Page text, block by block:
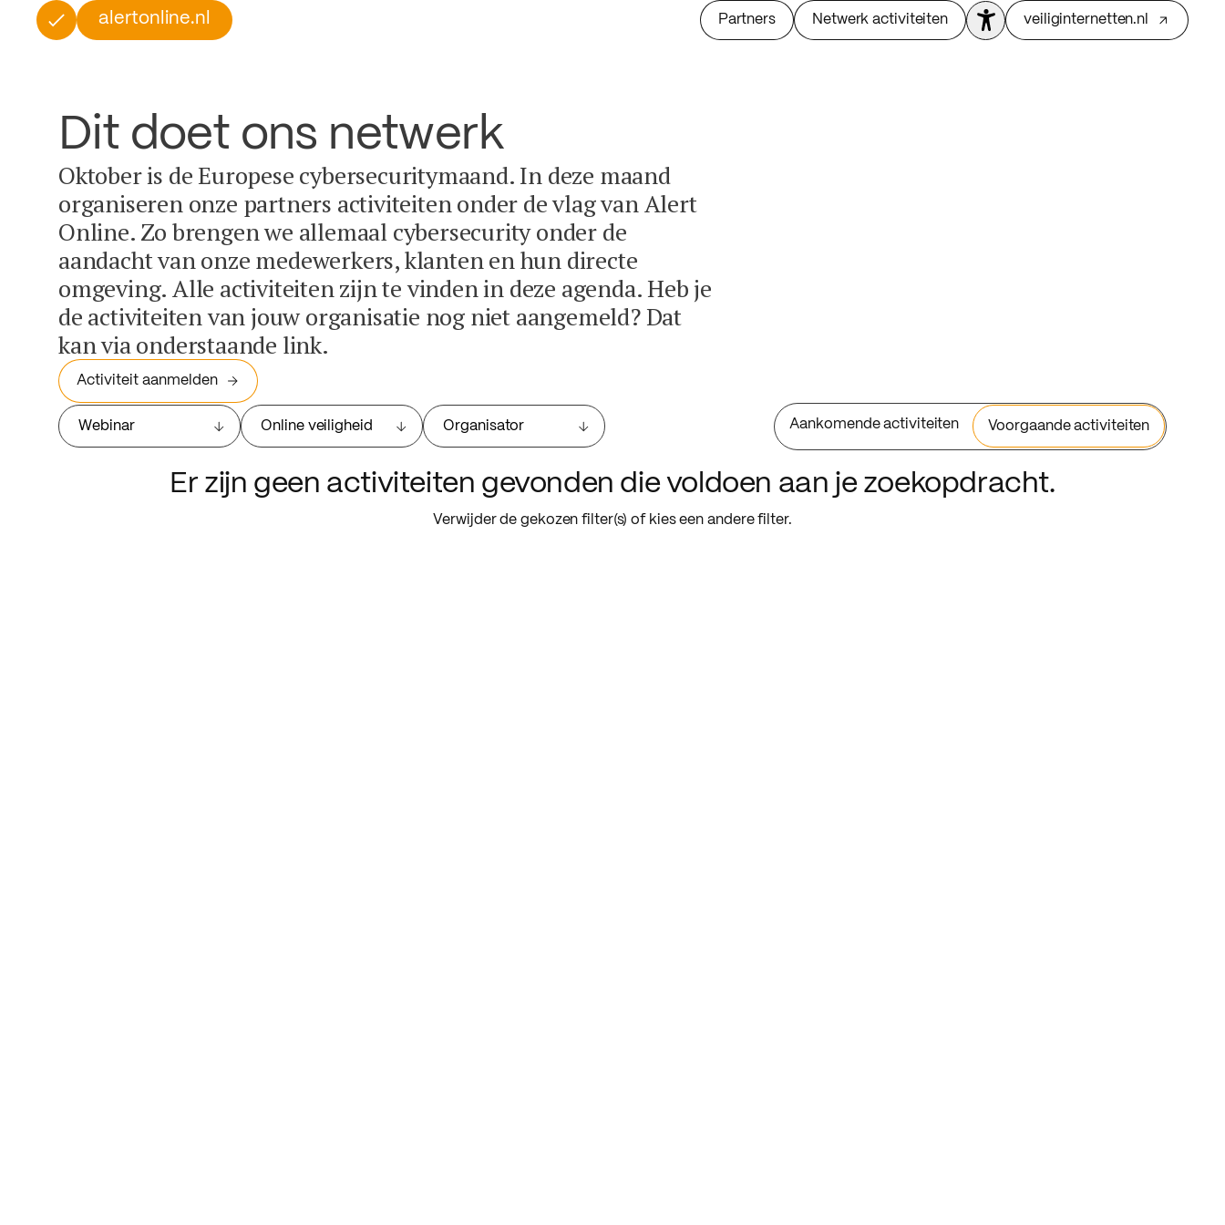
alertonline.nl Partners Netwerk activiteiten veiliginternetten.nl
Dit doet ons netwerk
Oktober is de Europese cybersecuritymaand. In deze maand
organiseren onze partners activiteiten onder de vlag van Alert
Online. Zo brengen we allemaal cybersecurity onder de
aandacht van onze medewerkers, klanten en hun directe
omgeving. Alle activiteiten zijn te vinden in deze agenda. Heb je
de activiteiten van jouw organisatie nog niet aangemeld? Dat
kan via onderstaande link.
Activiteit aanmelden
Webinar Online veiligheid Organisator Aankomende activiteiten Voorgaande activiteiten
Er zijn geen activiteiten gevonden die voldoen aan je zoekopdracht.
Verwijder de gekozen filter(s) of kies een andere filter.